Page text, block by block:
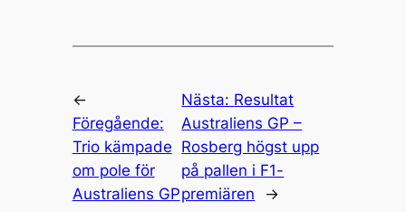
←
Föregående:
Trio kämpade
om pole för
Australiens GP
Nästa: Resultat
Australiens GP –
Rosberg högst upp
på pallen i F1-
premiären
→